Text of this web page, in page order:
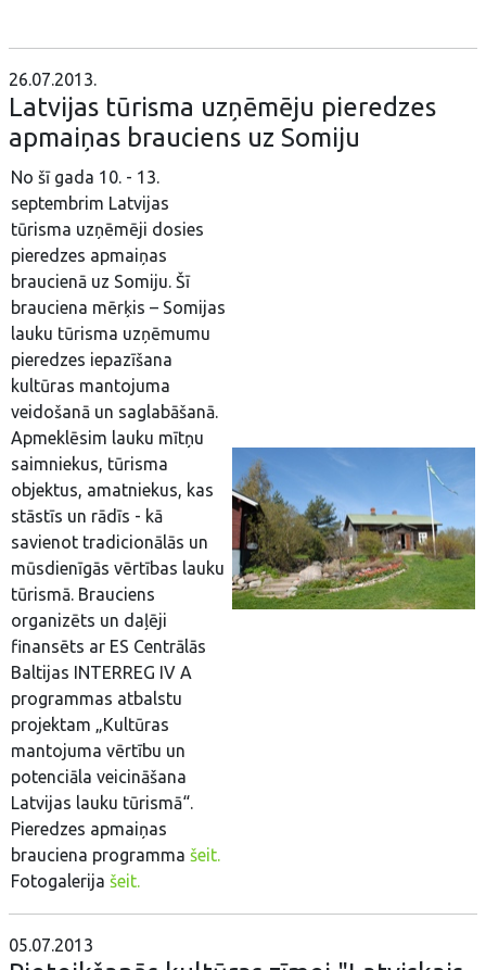
26.07.2013.
Latvijas tūrisma uzņēmēju pieredzes
apmaiņas brauciens uz Somiju
No šī gada 10. - 13.
septembrim Latvijas
tūrisma uzņēmēji dosies
pieredzes apmaiņas
braucienā uz Somiju. Šī
brauciena mērķis – Somijas
lauku tūrisma uzņēmumu
pieredzes iepazīšana
kultūras mantojuma
veidošanā un saglabāšanā.
Apmeklēsim lauku mītņu
saimniekus, tūrisma
objektus, amatniekus, kas
stāstīs un rādīs - kā
savienot tradicionālās un
mūsdienīgās vērtības lauku
tūrismā. Brauciens
organizēts un daļēji
finansēts ar ES Centrālās
Baltijas INTERREG IV A
programmas atbalstu
projektam „Kultūras
mantojuma vērtību un
potenciāla veicināšana
Latvijas lauku tūrismā“.
Pieredzes apmaiņas
brauciena programma šeit.
Fotogalerija šeit.
05.07.2013